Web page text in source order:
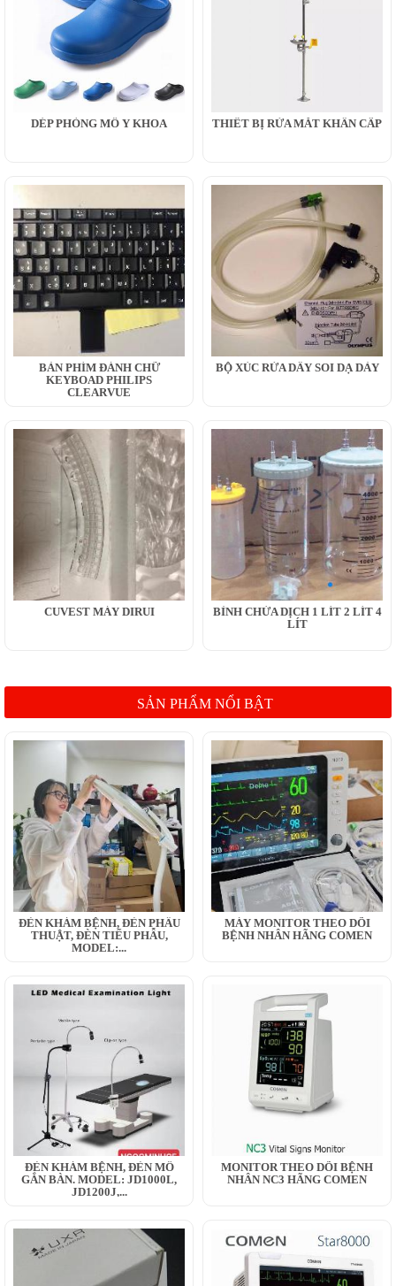
DÉP PHÒNG MỔ Y KHOA THIẾT BỊ RỬA MẮT KHẨN CẤP
BÀN PHÍM ĐÁNH CHỮ
KEYBOAD PHILIPS
CLEARVUE
BỘ XÚC RỬA DÂY SOI DẠ DÀY
CUVEST MÁY DIRUI
BÌNH CHỨA DỊCH 1 LÍT 2 LÍT 4
LÍT
SẢN PHẨM NỔI BẬT
ĐÈN KHÁM BỆNH, ĐÈN PHẪU
THUẬT, ĐÈN TIỂU PHẪU,
MODEL:...
MÁY MONITOR THEO DÕI
BỆNH NHÂN HÃNG COMEN
ĐÈN KHÁM BỆNH, ĐÈN MỔ
GẮN BÀN. MODEL: JD1000L,
JD1200J,...
MONITOR THEO DÕI BỆNH
NHÂN NC3 HÃNG COMEN